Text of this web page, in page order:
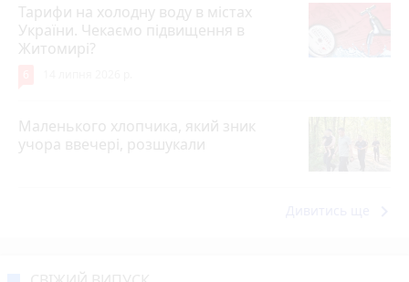
Тарифи на холодну воду в містах
України. Чекаємо підвищення в
Житомирі?
Маленького хлопчика, який зник
учора ввечері, розшукали